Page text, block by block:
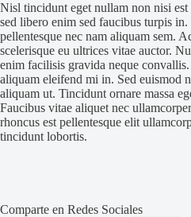
Nisl tincidunt eget nullam non nisi
sed libero enim sed faucibus turpis in.
pellentesque nec nam aliquam sem.
scelerisque eu ultrices vitae auctor.
enim facilisis gravida neque
aliquam eleifend mi in. Sed euismod
aliquam ut. Tincidunt ornare massa
Faucibus vitae aliquet nec
rhoncus est pellentesque elit
tincidunt lobortis.
Comparte en Redes Sociales